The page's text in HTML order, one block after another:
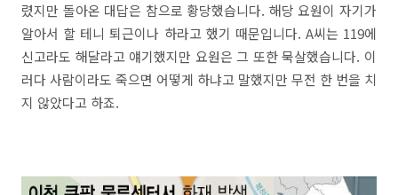
렸지만 돌아온 대답은 참으로 황당했습니다. 해당 요원이 자기가
알아서 할 테니 퇴근이나 하라고 했기 때문입니다. A씨는 119에
신고라도 해달라고 얘기했지만 요원은 그 또한 묵살했습니다. 이
러다 사람이라도 죽으면 어떻게 하냐고 말했지만 무전 한 번을 치
지 않았다고 하죠.